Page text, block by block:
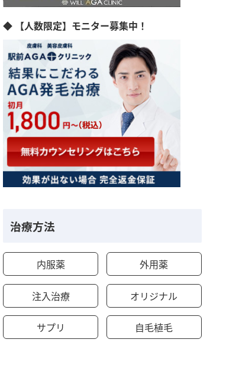
◆ 【人数限定】モニター募集中！
治療方法
内服薬 外用薬
注入治療 オリジナル
サプリ 自毛植毛